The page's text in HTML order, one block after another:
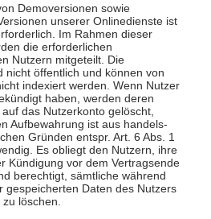
Demoversionen sowie
unserer Onlinedienste ist
Im Rahmen dieser
die erforderlichen
Nutzern mitgeteilt. Die
nicht öffentlich und können von
indexiert werden. Wenn Nutzer
haben, werden deren
das Nutzerkonto gelöscht,
Aufbewahrung ist aus handels-
Gründen entspr. Art. 6 Abs. 1
Es obliegt den Nutzern, ihre
Kündigung vor dem Vertragsende
berechtigt, sämtliche während
gespeicherten Daten des Nutzers
löschen.